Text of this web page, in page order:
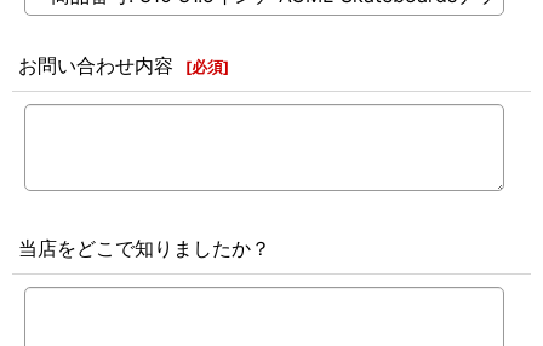
お問い合わせ内容 [必須]
当店をどこで知りましたか？